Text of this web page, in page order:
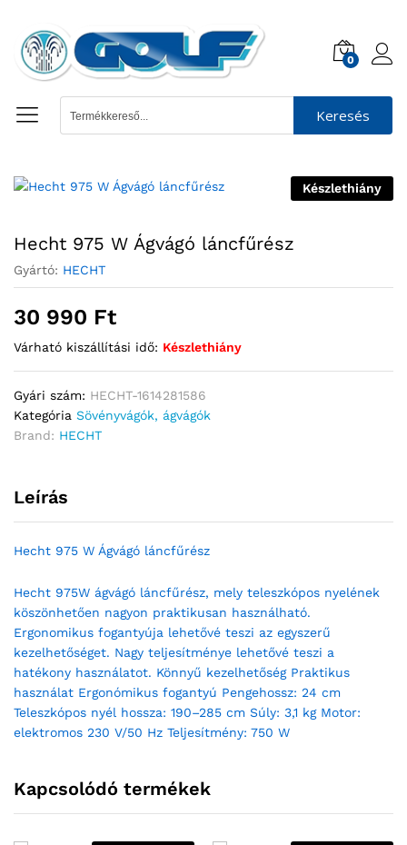
0
Keresés
Készlethiány
Hecht 975 W Ágvágó láncfűrész
Gyártó: HECHT
30 990 Ft
Várható kiszállítási idő: Készlethiány
Gyári szám: HECHT-1614281586
Kategória Sövényvágók, ágvágók
Brand: HECHT
Leírás
Hecht 975 W Ágvágó láncfűrész
Hecht 975W ágvágó láncfűrész, mely teleszkópos nyelének
köszönhetően nagyon praktikusan használható.
Ergonomikus fogantyúja lehetővé teszi az egyszerű
kezelhetőséget. Nagy teljesítménye lehetővé teszi a
hatékony használatot. Könnyű kezelhetőség Praktikus
használat Ergonómikus fogantyú Pengehossz: 24 cm
Teleszkópos nyél hossza: 190–285 cm Súly: 3,1 kg Motor:
elektromos 230 V/50 Hz Teljesítmény: 750 W
Kapcsolódó termékek